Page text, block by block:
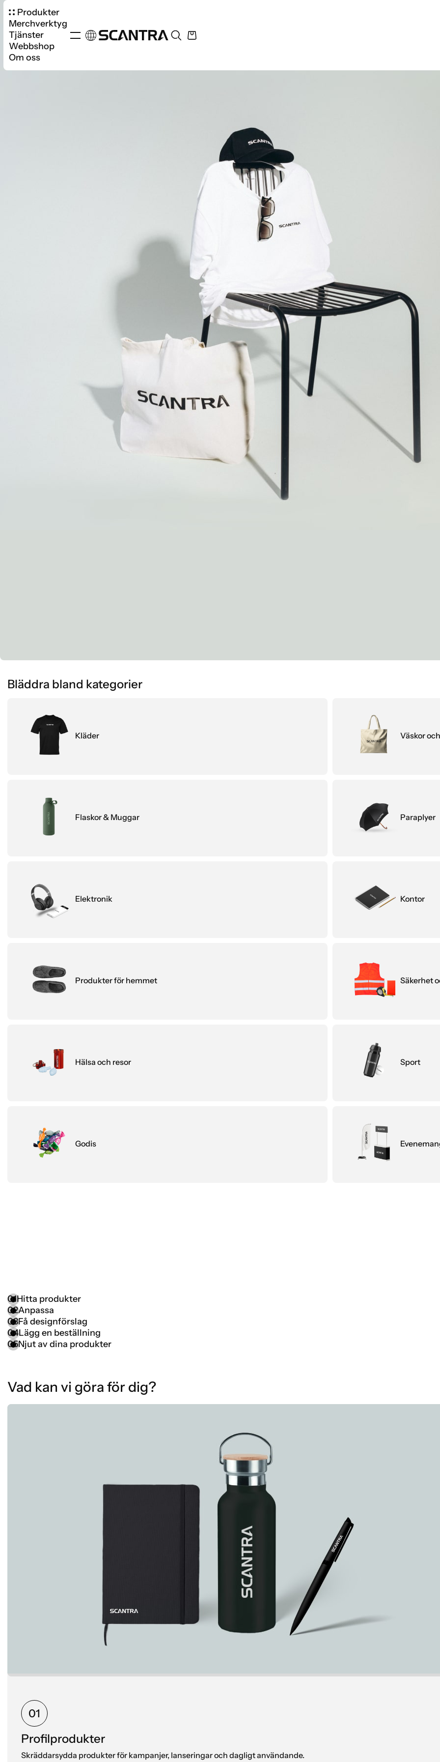
Produkter
Merchverktyg
Tjänster
Webbshop
Om oss
Bläddra bland kategorier
Kläder Väskor
Flaskor & Muggar Paraplyer
Elektronik Kontor
Produkter för hemmet Säkerhet
Hälsa och resor Sport
Godis
01Hitta produkter
02Anpassa
03Få designförslag
04Lägg en beställning
05Njut av dina produkter
Vad kan vi göra för dig?
01
Profilprodukter
Skräddarsydda produkter för kampanjer, lanseringar och dagligt användande.